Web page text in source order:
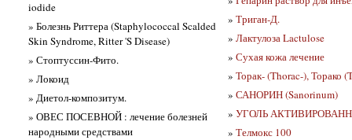
iodide
» Болезнь Риттера (Staphylococcal Scalded
Skin Syndrome, Ritter 'S Disease)
» Стоптуссин-Фито.
» Локоид
» Диетол-композитум.
» ОВЕС ПОСЕВНОЙ : лечение болезней
народными средствами
» Триган-Д.
» Лактулоза Lactulose
» Сухая кожа лечение
» Торак- (Thorac-), Торако
» САНОРИН (Sanorinum)
» УГОЛЬ
» Телмокс 100